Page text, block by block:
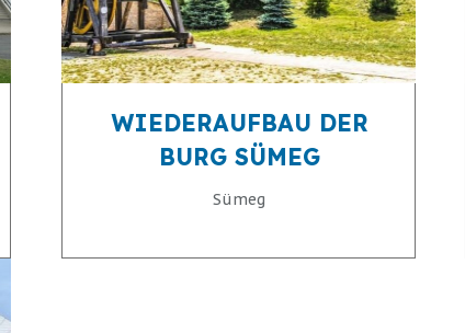
WIEDERAUFBAU DER
BURG SÜMEG
Sümeg